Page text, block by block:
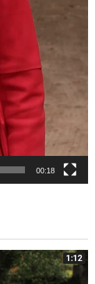
00:18
1:12